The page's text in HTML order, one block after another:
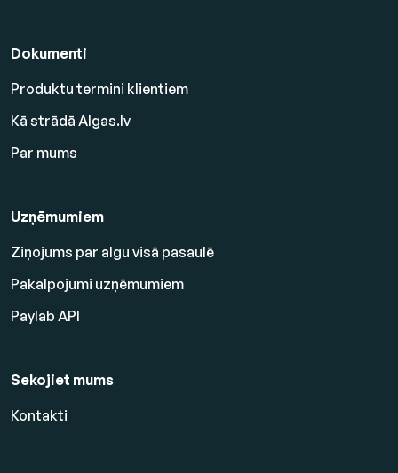
Dokumenti
Produktu termini klientiem
Kā strādā Algas.lv
Par mums
Uzņēmumiem
Ziņojums par algu visā pasaulē
Pakalpojumi uzņēmumiem
Paylab API
Sekojiet mums
Kontakti